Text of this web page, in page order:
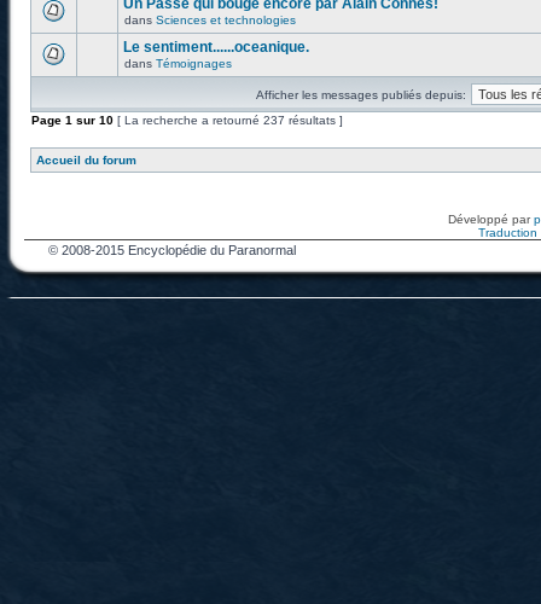
Un Passé qui bouge encore par Alain Connes!
dans Sciences et technologies
Le sentiment......oceanique.
dans Témoignages
Afficher les messages publiés depuis:
Page 1 sur 10 [ La recherche a retourné 237 résultats ]
Accueil du forum
Développé par
Traduction
© 2008-2015 Encyclopédie du Paranormal